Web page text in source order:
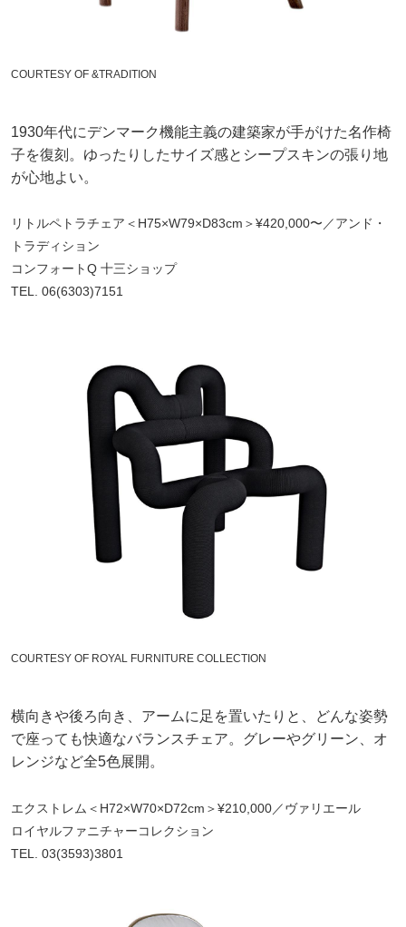
COURTESY OF &TRADITION
1930年代にデンマーク機能主義の建築家が手がけた名作椅
子を復刻。ゆったりしたサイズ感とシープスキンの張り地
が心地よい。
リトルペトラチェア＜H75×W79×D83cm＞¥420,000〜／アンド・
トラディション
コンフォートQ 十三ショップ
TEL. 06(6303)7151
COURTESY OF ROYAL FURNITURE COLLECTION
横向きや後ろ向き、アームに足を置いたりと、どんな姿勢
で座っても快適なバランスチェア。グレーやグリーン、オ
レンジなど全5色展開。
エクストレム＜H72×W70×D72cm＞¥210,000／ヴァリエール
ロイヤルファニチャーコレクション
TEL. 03(3593)3801